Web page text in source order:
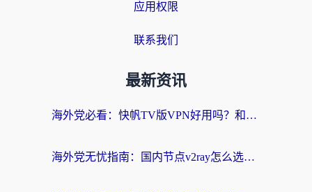
应用权限
联系我们
最新资讯
海外党必看：快帆TV版VPN好用吗？和快游VPN对比哪个回国效果更好？附实用避坑指南
海外党无忧指南：国内节点v2ray怎么选？一键回国VPN+多场景实测帮你避坑